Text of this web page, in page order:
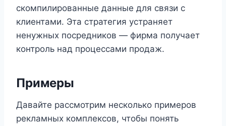
скомпилированные данные для связи с
клиентами. Эта стратегия устраняет
ненужных посредников — фирма получает
контроль над процессами продаж.
Примеры
Давайте рассмотрим несколько примеров
рекламных комплексов, чтобы понять